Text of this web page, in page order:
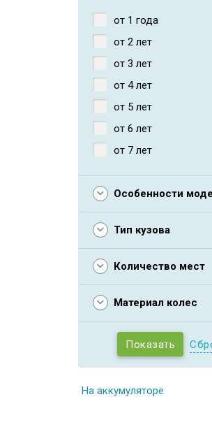
от 1 года
от 2 лет
от 3 лет
от 4 лет
от 5 лет
от 6 лет
от 7 лет
Особенности
Тип кузова
Количество мест
Материал колес
На аккумуляторе